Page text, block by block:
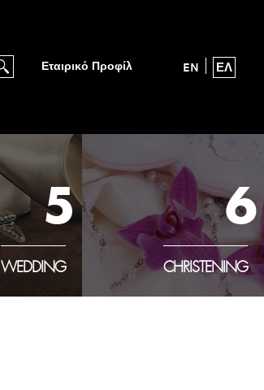
Εταιρικό Προφίλ EN ΕΛ
5
WEDDING
6
CHRISTENING